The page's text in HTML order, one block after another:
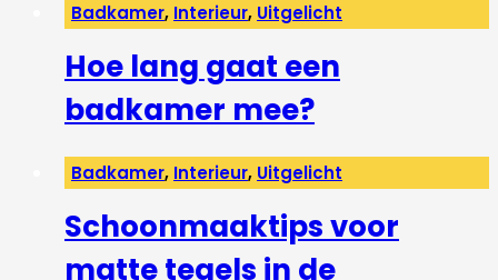
Badkamer, Interieur, Uitgelicht
Hoe lang gaat een
badkamer mee?
Badkamer, Interieur, Uitgelicht
Schoonmaaktips voor
matte tegels in de